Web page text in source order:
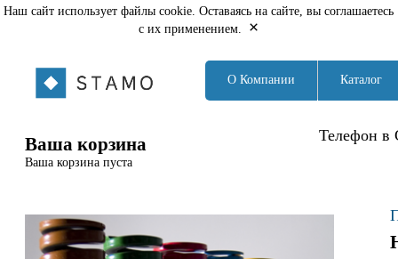
Наш сайт использует файлы cookie. Оставаясь на сайте, вы соглашаетесь
с их применением.
×
О Компании Каталог
Телефон в
Ваша корзина
Ваша корзина пуста